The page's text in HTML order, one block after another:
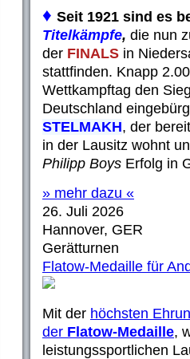
♦ Seit 1921 sind es
Titelkämpfe, die nun
der FINALS in
stattfinden. Knapp
Wettkampftag den
Deutschland
STELMAKH, der
in der Lausitz wohnt
Philipp Boys Erfolg in
» mehr dazu «
26. Juli 2026
Hannover, GER
Gerätturnen
Flatow-Medaille für
Mit der höchsten
der Flatow-Medaille,
leistungssportlichen